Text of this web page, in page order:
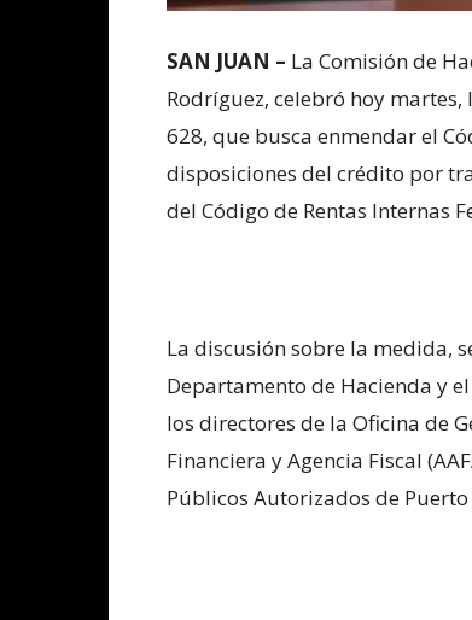
SAN JUAN – La Comisión de
Rodríguez, celebró hoy
628, que busca enmendar el
disposiciones del crédito por
del Código de Rentas Internas
La discusión sobre la medida,
Departamento de Hacienda y
los directores de la Oficina de
Financiera y Agencia Fiscal
Públicos Autorizados de Puerto